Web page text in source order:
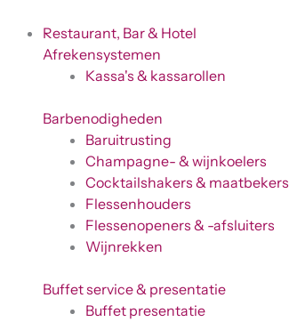
Restaurant, Bar & Hotel
Afrekensystemen
Kassa's & kassarollen
Barbenodigheden
Baruitrusting
Champagne- & wijnkoelers
Cocktailshakers & maatbekers
Flessenhouders
Flessenopeners & -afsluiters
Wijnrekken
Buffet service & presentatie
Buffet presentatie